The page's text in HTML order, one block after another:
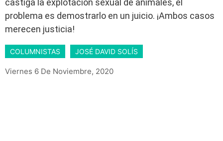
castiga la explotación sexual de animales, el
problema es demostrarlo en un juicio. ¡Ambos casos
merecen justicia!
COLUMNISTAS JOSÉ DAVID SOLÍS
Viernes 6 De Noviembre, 2020